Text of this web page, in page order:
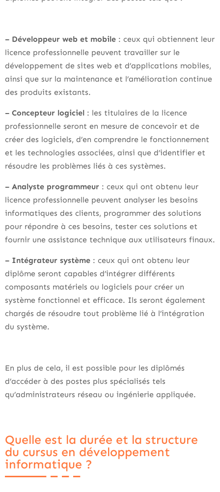
– Développeur web et mobile : ceux qui obtiennent leur
licence professionnelle peuvent travailler sur le
développement de sites web et d’applications mobiles,
ainsi que sur la maintenance et l’amélioration continue
des produits existants.
– Concepteur logiciel : les titulaires de la licence
professionnelle seront en mesure de concevoir et de
créer des logiciels, d’en comprendre le fonctionnement
et les technologies associées, ainsi que d’identifier et
résoudre les problèmes liés à ces systèmes.
– Analyste programmeur : ceux qui ont obtenu leur
licence professionnelle peuvent analyser les besoins
informatiques des clients, programmer des solutions
pour répondre à ces besoins, tester ces solutions et
fournir une assistance technique aux utilisateurs finaux.
– Intégrateur système : ceux qui ont obtenu leur
diplôme seront capables d’intégrer différents
composants matériels ou logiciels pour créer un
système fonctionnel et efficace. Ils seront également
chargés de résoudre tout problème lié à l’intégration
du système.
En plus de cela, il est possible pour les diplômés
d’accéder à des postes plus spécialisés tels
qu’administrateurs réseau ou ingénierie appliquée.
Quelle est la durée et la structure
du cursus en développement
informatique ?